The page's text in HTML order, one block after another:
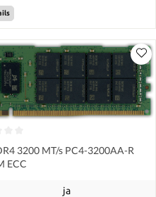
3200 MT/s PC4-3200AA-R
ECC
ja